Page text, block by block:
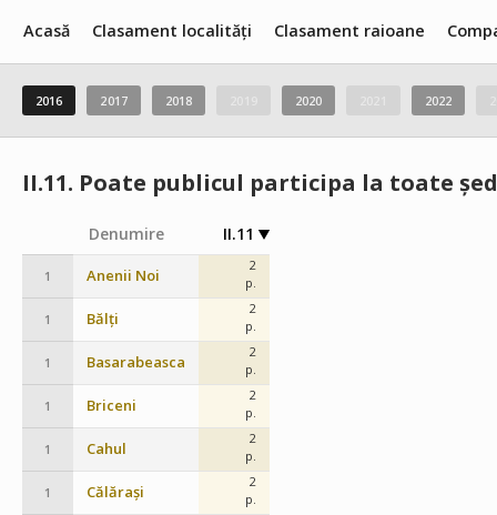
Acasă Clasament localități Clasament raioane
2016 2017 2018 2020 2022
II.11. Poate publicul participa la toate
Denumire II.11
1 Anenii Noi
2
p.
1 Bălți
2
p.
1 Basarabeasca
2
p.
1 Briceni
2
p.
1 Cahul
2
p.
1 Călărași
2
p.